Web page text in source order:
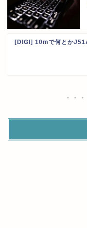
[DIGI] 10mで何とか